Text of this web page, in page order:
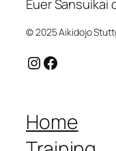
Euer
© 2025 Aikidojo
Instagram Facebook
Home